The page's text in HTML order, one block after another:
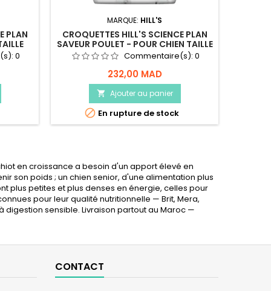
PLAN
0
MARQUE: HILL'S
CROQUETTES HILL'S SCIENCE PLAN
SAVEUR POULET - POUR CHIEN TAILLE
MOYENNE - 2,5KG
Commentaire(s): 0
232,00 MAD
 Ajouter au panier
 En rupture de stock
en croissance a besoin d'un apport élevé en
son poids ; un chien senior, d'une alimentation plus
plus petites et plus denses en énergie, celles pour
pour leur qualité nutritionnelle — Brit, Mera,
sensible. Livraison partout au Maroc —
CONTACT